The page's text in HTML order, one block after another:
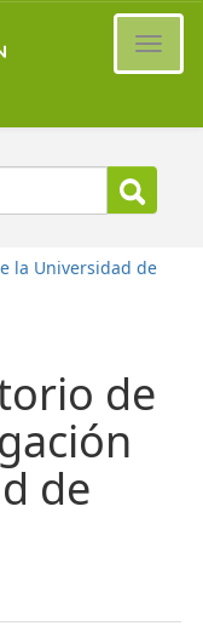
la Universidad de
de
de